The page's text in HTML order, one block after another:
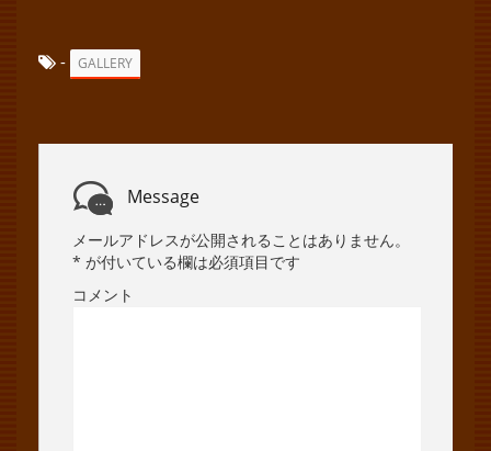
- GALLERY
Message
メールアドレスが公開されることはありません。
* が付いている欄は必須項目です
コメント